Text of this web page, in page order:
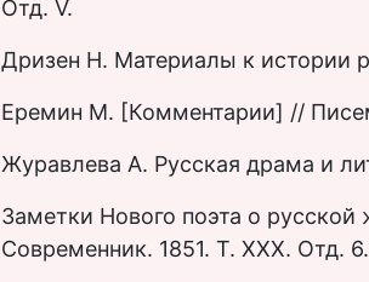
Отд. V.
Дризен Н. Материалы к истории
Еремин М. [Комментарии] //
Журавлева А. Русская драма и
Заметки Нового поэта о
Современник. 1851. Т. ХХХ. Отд. 6.